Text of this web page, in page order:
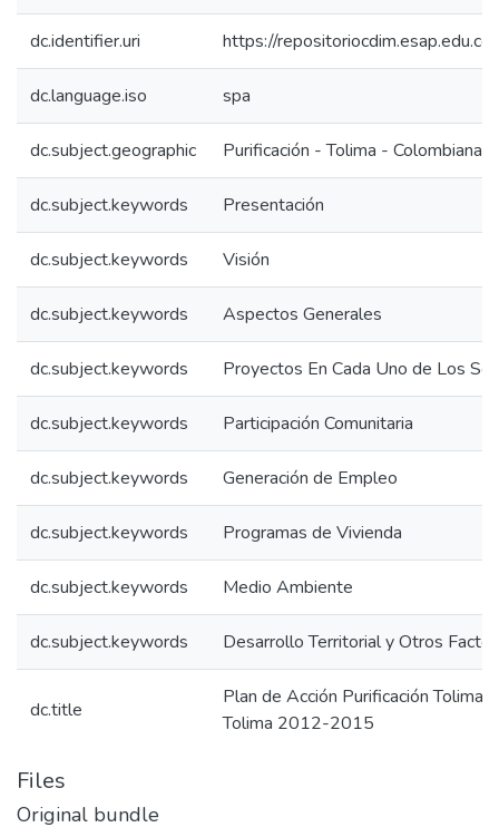
dc.identifier.uri https://
dc.language.iso spa
dc.subject.geographic Purificación - Tolima - Colombiana
dc.subject.keywords Presentación
dc.subject.keywords Visión
dc.subject.keywords Aspectos Generales
dc.subject.keywords Proyectos En Cada Uno de Los
dc.subject.keywords Participación Comunitaria
dc.subject.keywords Generación de Empleo
dc.subject.keywords Programas de Vivienda
dc.subject.keywords Medio Ambiente
dc.subject.keywords Desarrollo Territorial y Otros
dc.title
Plan de Acción Purificación
Tolima 2012-2015
Files
Original bundle